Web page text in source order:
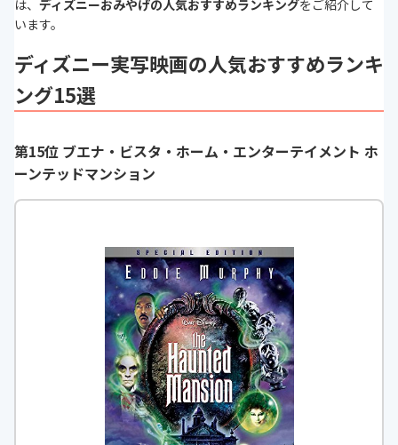
は、 ディズニーおみやげの人気おすすめランキングをご紹介して
います。
ディズニー実写映画の人気おすすめランキ
ング15選
第15位 ブエナ・ビスタ・ホーム・エンターテイメント ホ
ーンテッドマンション